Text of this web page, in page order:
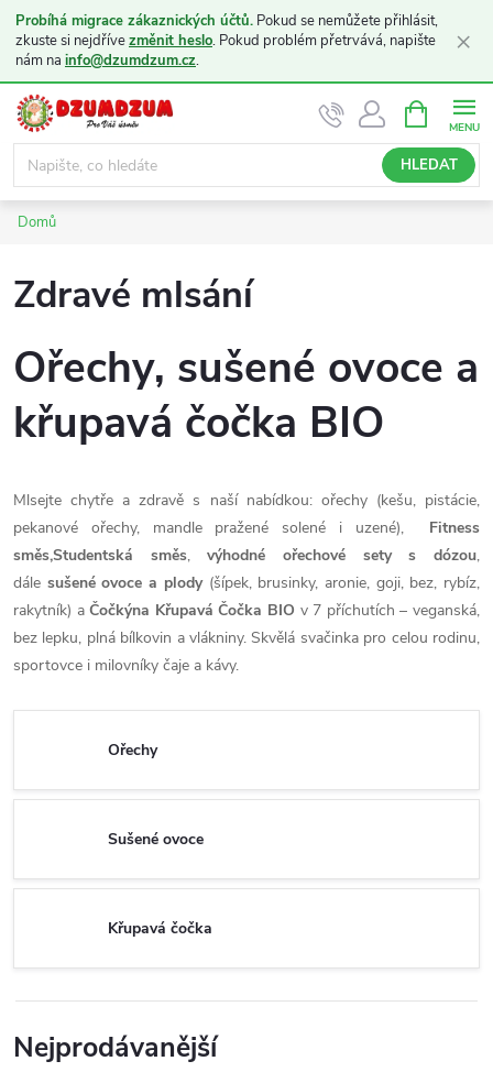
Probíhá migrace zákaznických účtů. Pokud se nemůžete přihlásit,
zkuste si nejdřívezměnit heslo. Pokud problém přetrvává, napište
nám na info@dzumdzum.cz.
×
Přejít
obsah
HLEDAT
NÁKUPNÍ
KOŠÍK
Domů
Zdravé mlsání
Ořechy, sušené ovoce a
křupavá čočka BIO
Mlsejte chytře a zdravě s naší nabídkou: ořechy (kešu, pistácie,
pekanové ořechy, mandle pražené solené i uzené), Fitness
směs,Studentská směs,výhodné ořechové sety s dózou,
dále sušené ovoce a plody(šípek, brusinky, aronie, goji, bez, rybíz,
rakytník) aČočkýna Křupavá Čočka BIO v 7 příchutích – veganská,
bez lepku, plná bílkovin a vlákniny. Skvělá svačinka pro celou rodinu,
sportovce i milovníky čaje a kávy.
Ořechy
Sušené ovoce
Křupavá čočka
Nejprodávanější